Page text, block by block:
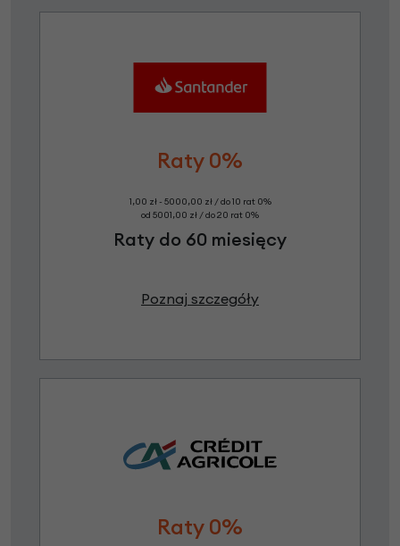
Raty 0%
1,00 zł - 5000,00 zł / do 10 rat 0%
od 5001,00 zł / do 20 rat 0%
Raty do 60 miesięcy
Poznaj szczegóły
Raty 0%